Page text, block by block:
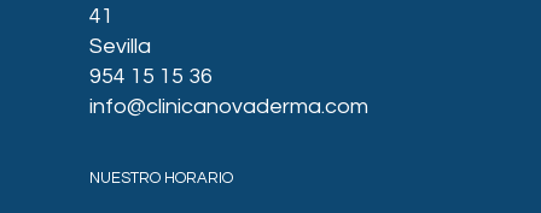
41
Sevilla
954 15 15 36
info@clinicanovaderma.com
NUESTRO HORARIO